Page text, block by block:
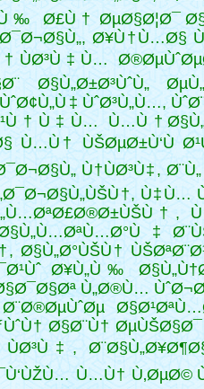
Ø£Ù† ØµØ§Ø¦Ø¯
Ø¥Ù†Ù…Ø§
Ø§Ù„Ø±Ø³ÙˆÙ„
ÙˆØ³Ù„Ù…,
Ù…Ù†
Ù…Ù† ÙŠØµØ±Ù‘Ù
Ù†ÙØ³Ù‡, Ø¨Ù„
Ù‡Ù…
Ø§Ù„Ø°ÙŠÙ†
Ø¥Ù„Ù‰
Ù„Ø®Ù…
Ø¨Ø®ØµÙˆØµ
Ø§Ø¨Ù† ØµÙŠØ§Ø¯
Ù…Ù† Ù‚ØµØ©